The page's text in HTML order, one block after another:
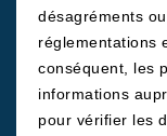
désagréments
réglementations
conséquent, les
informations
pour vérifier les